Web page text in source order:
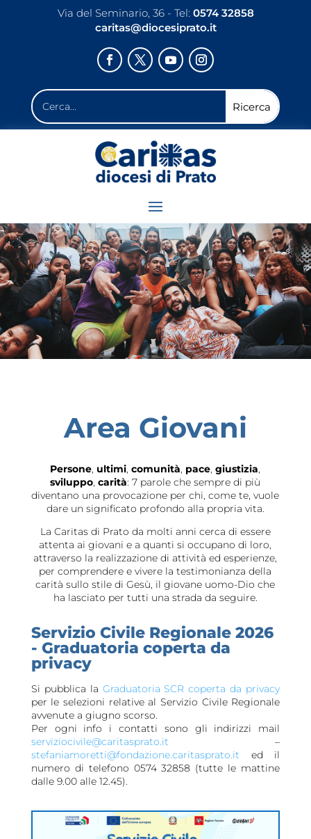
Via del Seminario, 36 - Tel: 0574 32858
caritas@diocesiprato.it
Area Giovani
Persone, ultimi, comunità, pace, giustizia,
sviluppo, carità: 7 parole che sempre di più
diventano una provocazione per chi, come te, vuole
dare un significato profondo alla propria vita.
La Caritas di Prato da molti anni cerca di essere
attenta ai giovani e a quanti si occupano di loro,
attraverso la realizzazione di attività ed esperienze,
per comprendere e vivere la testimonianza della
carità sullo stile di Gesù, il giovane uomo-Dio che
ha lasciato per tutti una strada da seguire.
Servizio Civile Regionale 2026
- Graduatoria coperta da
privacy
Si pubblica la Graduatoria SCR coperta da privacy
per le selezioni relative al Servizio Civile Regionale
avvenute a giugno scorso.
Per ogni info i contatti sono gli indirizzi mail
serviziocivile@caritasprato.it –
stefaniamoretti@fondazione.caritasprato.it
ed il
numero di telefono 0574 32858 (tutte le mattine
dalle 9.00 alle 12.45).